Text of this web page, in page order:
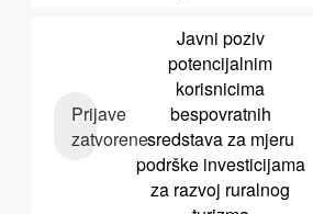
Prijave
zatvorene
Javni poziv
potencijalnim
korisnicima
bespovratnih
sredstava za mjeru
podrške investicijama
za razvoj ruralnog